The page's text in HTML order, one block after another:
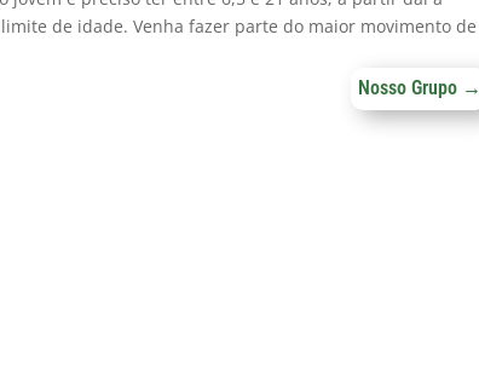
de idade. Venha fazer parte do maior movimento de
Nosso Grupo →